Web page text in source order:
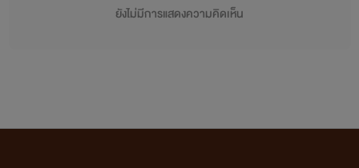
ยังไม่มีการแสดงความคิดเห็น